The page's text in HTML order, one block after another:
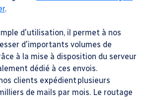
.
d'utilisation, il permet à nos
d'importants volumes de
à la mise à disposition du serveur
dédié à ces envois.
clients expédient plusieurs
de mails par mois. Le routage